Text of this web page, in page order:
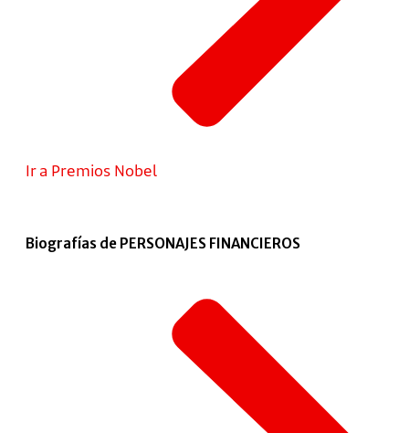
Ir a Premios Nobel
Biografías de PERSONAJES FINANCIEROS